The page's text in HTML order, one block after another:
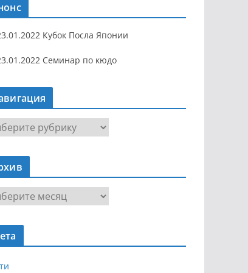
Кубок Посла Японии
Семинар по кюдо